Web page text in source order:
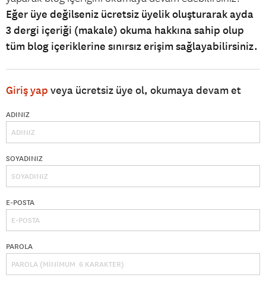
Eğer üye değilseniz ücretsiz üyelik oluşturarak ayda
3 dergi içeriği (makale) okuma hakkına sahip olup
tüm blog içeriklerine sınırsız erişim sağlayabilirsiniz.
Giriş yap veya ücretsiz üye ol, okumaya devam et
ADINIZ
SOYADINIZ
E-POSTA
PAROLA